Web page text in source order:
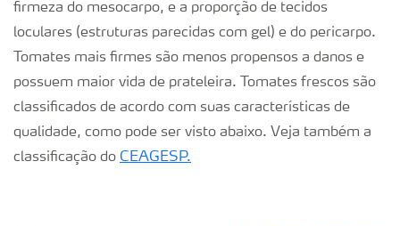
firmeza do mesocarpo, e a proporção de tecidos
loculares (estruturas parecidas com gel) e do pericarpo.
Tomates mais firmes são menos propensos a danos e
possuem maior vida de prateleira. Tomates frescos são
classificados de acordo com suas características de
qualidade, como pode ser visto abaixo. Veja também a
classificação do CEAGESP.